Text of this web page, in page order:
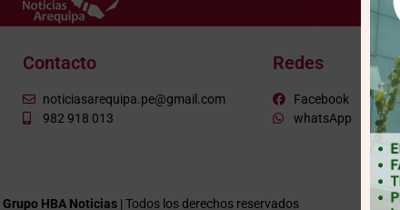
Contacto
noticiasarequipa.pe@gmail.com
982 918 013
Redes
Facebook
whatsApp
Grupo HBA Noticias | Todos los derechos reservados